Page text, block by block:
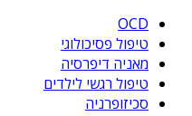
OCD
טיפול פסיכולוגי
מאניה דיפרסיה
טיפול רגשי לילדים
סכיזופרניה